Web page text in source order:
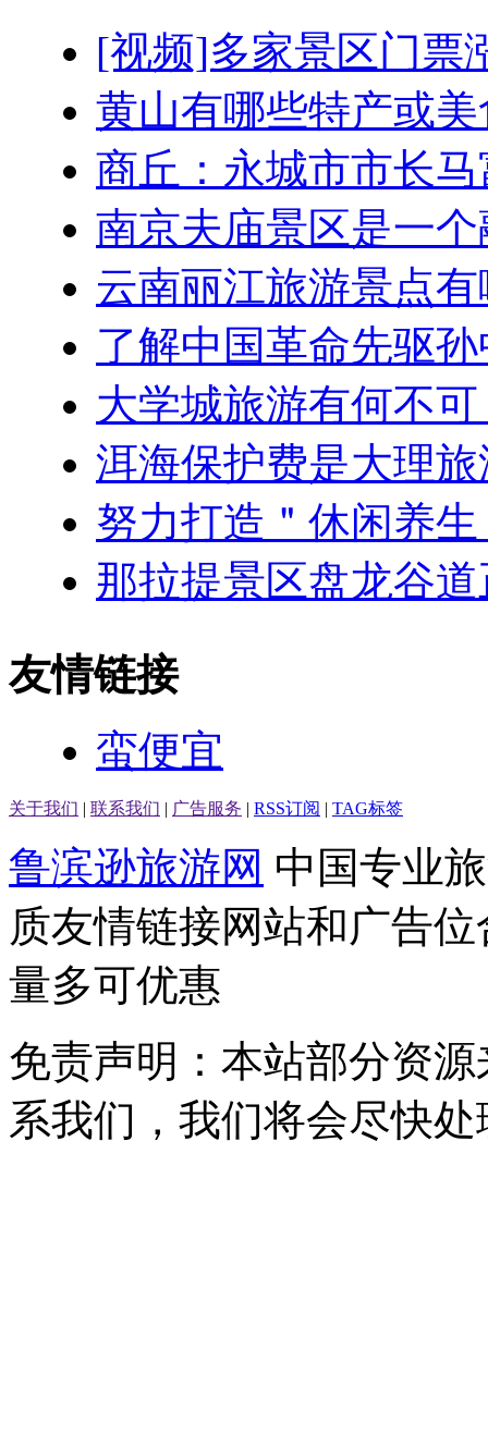
[视频]多家景区门票
黄山有哪些特产或美
商丘：永城市市长
南京夫庙景区是一
云南丽江旅游景点
了解中国革命先驱
大学城旅游有何不可
洱海保护费是大理
努力打造＂休闲养
那拉提景区盘龙谷
友情链接
蛮便宜
关于我们 | 联系我们 | 广告服务 | RSS订阅 | TAG标签
鲁滨逊旅游网 中国专业
质友情链接网站和广告
量多可优惠
免责声明：本站部分资
系我们，我们将会尽快